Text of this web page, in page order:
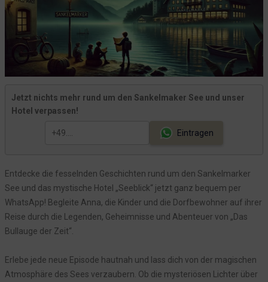
Jetzt nichts mehr rund um den Sankelmaker See und unser
Hotel verpassen!
Eintragen
Entdecke die fesselnden Geschichten rund um den Sankelmarker
See und das mystische Hotel „Seeblick“ jetzt ganz bequem per
WhatsApp! Begleite Anna, die Kinder und die Dorfbewohner auf ihrer
Reise durch die Legenden, Geheimnisse und Abenteuer von „Das
Bullauge der Zeit“.
Erlebe jede neue Episode hautnah und lass dich von der magischen
Atmosphäre des Sees verzaubern. Ob die mysteriösen Lichter über
Episode 33: Das Echo des Sees
Episode 32: Ein Tag in Sankelmark
Episode 31: Das Geheimnis im Schilf
Episode 30: Zwischen Alltag und Ungewissheit
Was bisher geschah - was geschehen wird
Episode 29: Das Grollen aus der Tiefe
Episode 28: Das Echo aus der Tiefe
Jonas und sein Geheimnis
Episode 26: Schatten über dem See
Episode 25: Das Grollen aus der Tiefe
Episode 24: Die Warnung aus der Tiefe
Episode 23: Anna und die Stimmen der Vergangenheit
Episode 22: Das verschwundene Zeichen
Episode 21: Das Echo der Vergangenheit